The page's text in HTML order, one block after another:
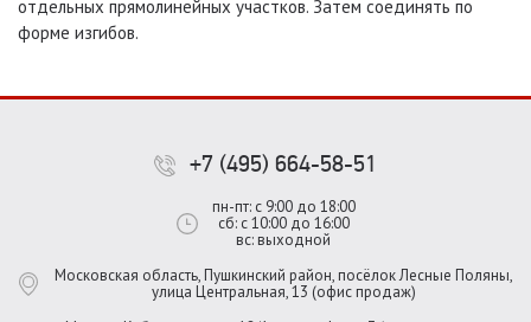
отдельных прямолинейных участков. Затем соединять по
форме изгибов.
+7 (495) 664-58-51
пн-пт: с 9:00 до 18:00
сб: с 10:00 до 16:00
вс: выходной
Московская область, Пушкинский район, посёлок Лесные Поляны,
улица Центральная, 13 (офис продаж)